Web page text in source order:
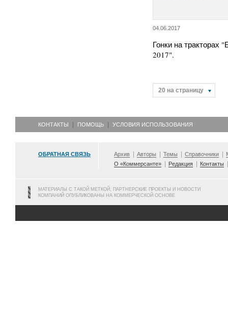
04.06.2017
Гонки на тракторах
2017".
20 на страницу
КОНТАКТЫ ПОМОЩЬ УСЛОВИЯ ИСПОЛЬЗОВАНИЯ
ОБРАТНАЯ СВЯЗЬ Архив Авторы Темы Справочники
О «Коммерсанте»
Редакция Контакты
МАТЕРИАЛЫ С ТАКОЙ МЕТКОЙ, ПАРТНЕРСКИЕ ПРОЕКТЫ И НОВОСТИ
КОМПАНИЙ ОПУБЛИКОВАНЫ НА КОММЕРЧЕСКОЙ ОСНОВЕ